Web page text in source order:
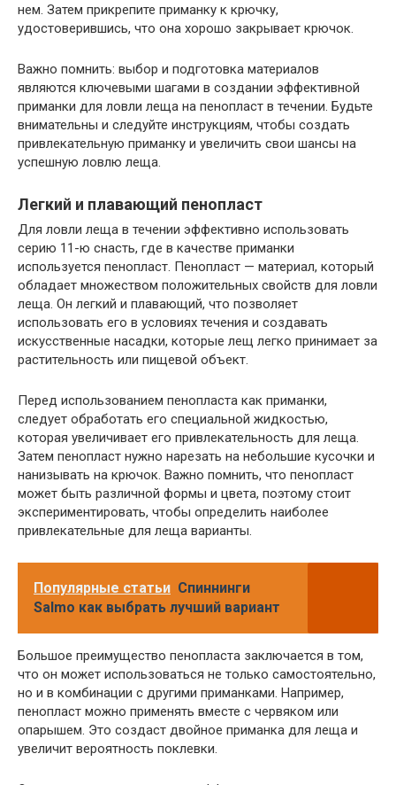
нем. Затем прикрепите приманку к крючку,
удостоверившись, что она хорошо закрывает крючок.
Важно помнить: выбор и подготовка материалов
являются ключевыми шагами в создании эффективной
приманки для ловли леща на пенопласт в течении. Будьте
внимательны и следуйте инструкциям, чтобы создать
привлекательную приманку и увеличить свои шансы на
успешную ловлю леща.
Легкий и плавающий пенопласт
Для ловли леща в течении эффективно использовать
серию 11-ю снасть, где в качестве приманки
используется пенопласт. Пенопласт — материал, который
обладает множеством положительных свойств для ловли
леща. Он легкий и плавающий, что позволяет
использовать его в условиях течения и создавать
искусственные насадки, которые лещ легко принимает за
растительность или пищевой объект.
Перед использованием пенопласта как приманки,
следует обработать его специальной жидкостью,
которая увеличивает его привлекательность для леща.
Затем пенопласт нужно нарезать на небольшие кусочки и
нанизывать на крючок. Важно помнить, что пенопласт
может быть различной формы и цвета, поэтому стоит
экспериментировать, чтобы определить наиболее
привлекательные для леща варианты.
Популярные статьи Спиннинги
Salmo как выбрать лучший вариант
Большое преимущество пенопласта заключается в том,
что он может использоваться не только самостоятельно,
но и в комбинации с другими приманками. Например,
пенопласт можно применять вместе с червяком или
опарышем. Это создаст двойное приманка для леща и
увеличит вероятность поклевки.